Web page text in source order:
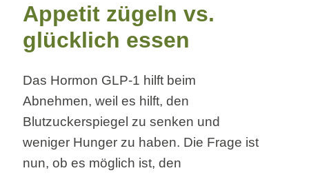
Appetit zügeln vs.
glücklich essen
Das Hormon GLP-1 hilft beim
Abnehmen, weil es hilft, den
Blutzuckerspiegel zu senken und
weniger Hunger zu haben. Die Frage ist
nun, ob es möglich ist, den